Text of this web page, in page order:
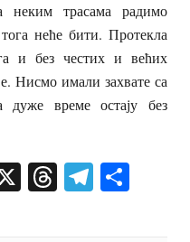
трасама радимо
неће бити. Протекла
и без честих и већих
Нисмо имали захвате са
дуже време остају без
X Threads